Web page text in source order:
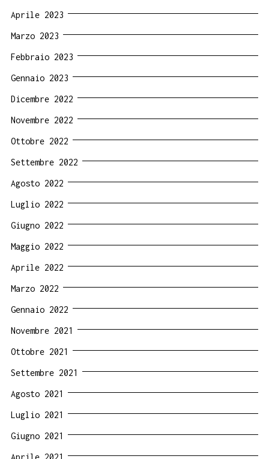
Aprile 2023
Marzo 2023
Febbraio 2023
Gennaio 2023
Dicembre 2022
Novembre 2022
Ottobre 2022
Settembre 2022
Agosto 2022
Luglio 2022
Giugno 2022
Maggio 2022
Aprile 2022
Marzo 2022
Gennaio 2022
Novembre 2021
Ottobre 2021
Settembre 2021
Agosto 2021
Luglio 2021
Giugno 2021